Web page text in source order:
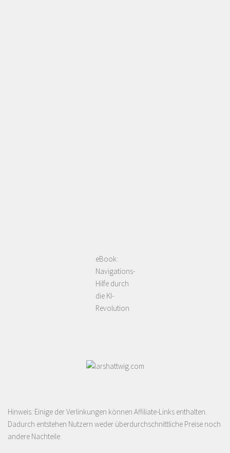
eBook:
Navigations-
Hilfe durch
die KI-
Revolution
Hinweis: Einige der Verlinkungen können Affiliate-Links enthalten.
Dadurch entstehen Nutzern weder überdurchschnittliche Preise noch
andere Nachteile.